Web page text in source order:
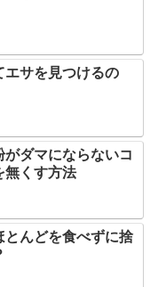
エサを見つけるの
がダマにならないコ
無くす方法
とんどを食べずに捨